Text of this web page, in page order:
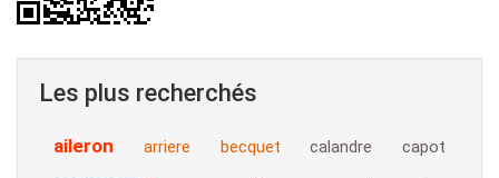
Les plus recherchés
aileron arriere becquet calandre capot